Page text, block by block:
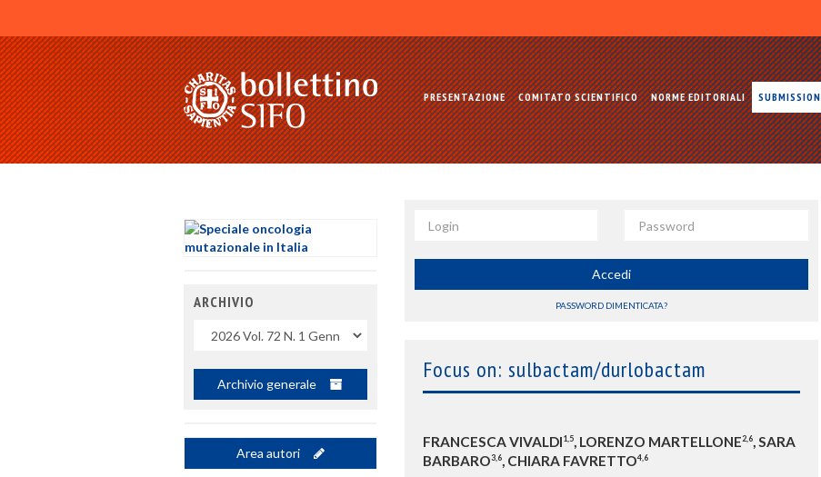
PRESENTAZIONE COMITATO SCIENTIFICO NORME EDITORIALI SUBMISSION
Accedi
PASSWORD DIMENTICATA?
Focus on: sulbactam/durlobactam
FRANCESCA VIVALDI1,5, LORENZO MARTELLONE2,6, SARA
BARBARO3,6, CHIARA FAVRETTO4,6
ARCHIVIO
Archivio generale
Area autori